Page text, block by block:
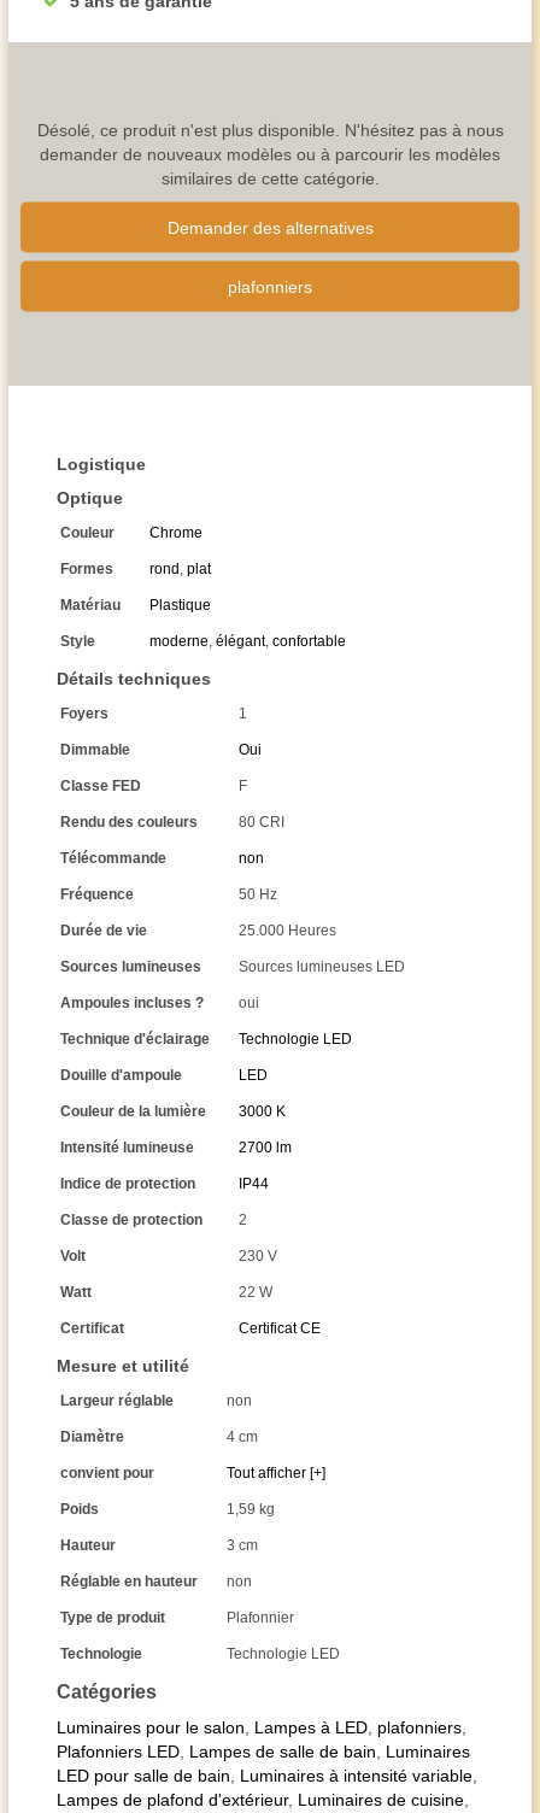
Désolé, ce produit n'est plus disponible. N'hésitez pas à nous
demander de nouveaux modèles ou à parcourir les modèles
similaires de cette catégorie.
Demander des alternatives
plafonniers
Catégories
Luminaires pour le salon Lampes à LED plafonniers
Plafonniers LED Lampes de salle de bain
Luminaires
LED pour salle de bain
Luminaires à intensité variable
Lampes de plafond d'extérieur, Luminaires de cuisine
Logistique
Optique
Couleur Chrome
Formes rond , plat
Matériau Plastique
Style moderne, élégant, confortable
Détails techniques
Foyers 1
Dimmable Oui
Classe FED F
Rendu des couleurs 80 CRI
Télécommande non
Fréquence 50 Hz
Durée de vie 25.000 Heures
Sources lumineuses Sources lumineuses LED
Ampoules incluses ? oui
Technique d'éclairage Technologie LED
Douille d'ampoule LED
Couleur de la lumière 3000 K
Intensité lumineuse 2700 lm
Indice de protection IP44
Classe de protection 2
Volt 230 V
Watt 22 W
Certificat Certificat CE
Mesure et utilité
Largeur réglable non
Diamètre 4 cm
convient pour Tout afficher [+]
Poids 1,59 kg
Hauteur 3 cm
Réglable en hauteur non
Type de produit Plafonnier
Technologie Technologie LED